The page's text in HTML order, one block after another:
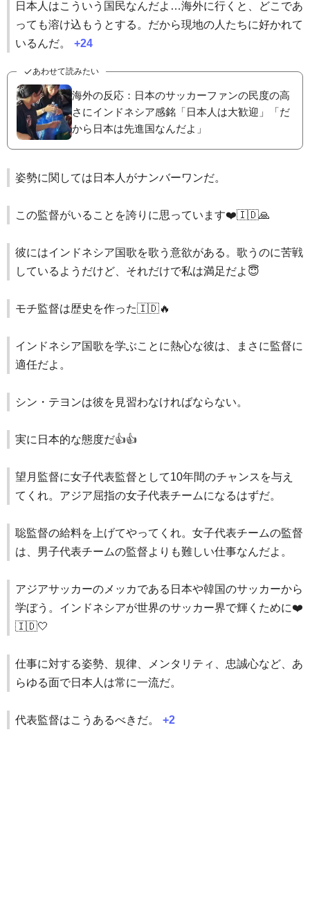
日本人はこういう国民なんだよ…海外に行くと、どこであ
っても溶け込もうとする。だから現地の人たちに好かれて
いるんだ。
+24
あわせて読みたい
海外の反応：日本のサッカーファンの民度の高
さにインドネシア感銘「日本人は大歓迎」「だ
から日本は先進国なんだよ」
姿勢に関しては日本人がナンバーワンだ。
この監督がいることを誇りに思っています❤️🇮🇩🙏
彼にはインドネシア国歌を歌う意欲がある。歌うのに苦戦
しているようだけど、それだけで私は満足だよ😇
モチ監督は歴史を作った🇮🇩🔥
インドネシア国歌を学ぶことに熱心な彼は、まさに監督に
適任だよ。
シン・テヨンは彼を見習わなければならない。
実に日本的な態度だ👍👍
望月監督に女子代表監督として10年間のチャンスを与え
てくれ。アジア屈指の女子代表チームになるはずだ。
聡監督の給料を上げてやってくれ。女子代表チームの監督
は、男子代表チームの監督よりも難しい仕事なんだよ。
アジアサッカーのメッカである日本や韓国のサッカーから
学ぼう。インドネシアが世界のサッカー界で輝くために❤️
🇮🇩🤍
仕事に対する姿勢、規律、メンタリティ、忠誠心など、あ
らゆる面で日本人は常に一流だ。
代表監督はこうあるべきだ。 +2